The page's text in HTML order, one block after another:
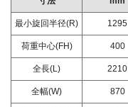
最小旋回半径(R) 1295
荷重中心(FH) 400
全長(L) 2210
全幅(W) 870